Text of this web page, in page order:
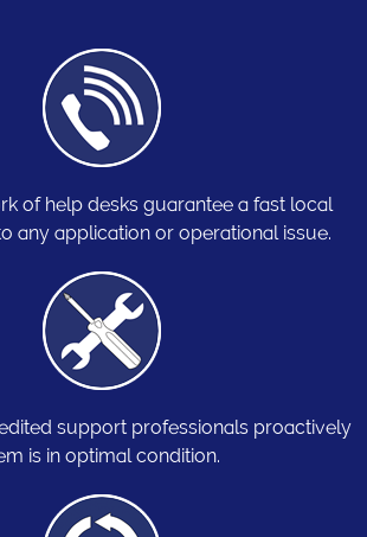
of help desks guarantee a fast local
any application or operational issue.
support professionals proactively
is in optimal condition.